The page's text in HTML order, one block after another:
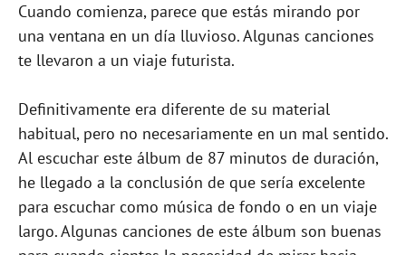
Cuando comienza, parece que estás mirando por
una ventana en un día lluvioso. Algunas canciones
te llevaron a un viaje futurista.
Definitivamente era diferente de su material
habitual, pero no necesariamente en un mal sentido.
Al escuchar este álbum de 87 minutos de duración,
he llegado a la conclusión de que sería excelente
para escuchar como música de fondo o en un viaje
largo. Algunas canciones de este álbum son buenas